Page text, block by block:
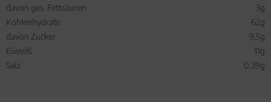
davon ges. Fettsäuren
3g
Kohlenhydrate
62g
davon Zucker
9,5g
Eiweiß
11g
Salz
0,39g